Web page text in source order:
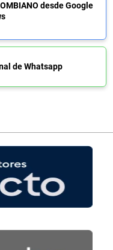
desde Google
de Whatsapp